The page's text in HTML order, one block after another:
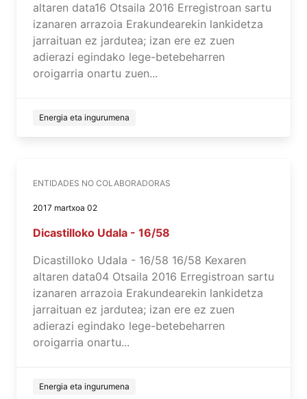
altaren data16 Otsaila 2016 Erregistroan sartu
izanaren arrazoia Erakundearekin lankidetza
jarraituan ez jardutea; izan ere ez zuen
adierazi egindako lege-betebeharren
oroigarria onartu zuen...
Energia eta ingurumena
ENTIDADES NO COLABORADORAS
2017 martxoa 02
Dicastilloko Udala - 16/58
Dicastilloko Udala - 16/58 16/58 Kexaren
altaren data04 Otsaila 2016 Erregistroan sartu
izanaren arrazoia Erakundearekin lankidetza
jarraituan ez jardutea; izan ere ez zuen
adierazi egindako lege-betebeharren
oroigarria onartu...
Energia eta ingurumena